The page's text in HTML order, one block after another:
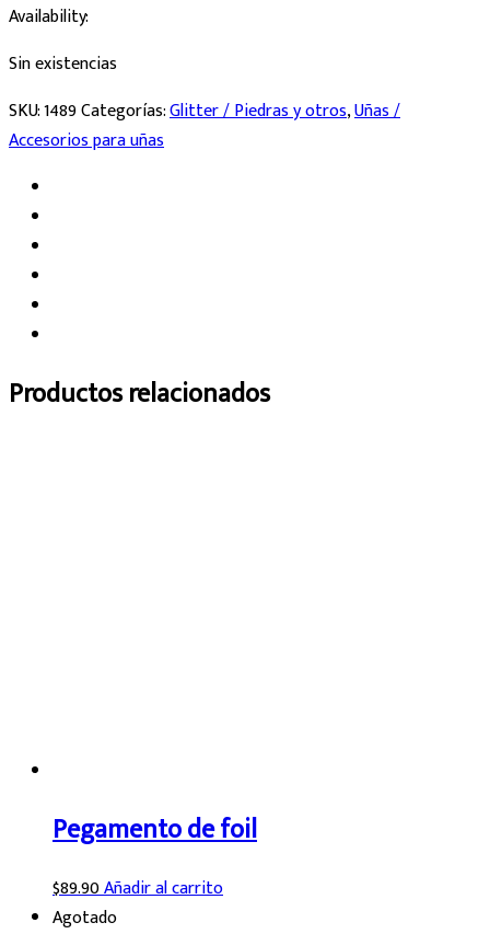
Availability:
Sin existencias
SKU:1489Categorías:Glitter / Piedras y otros,Uñas /
Accesorios para uñas
Productos relacionados
Pegamento de foil
$89.90Añadir al carrito
Agotado